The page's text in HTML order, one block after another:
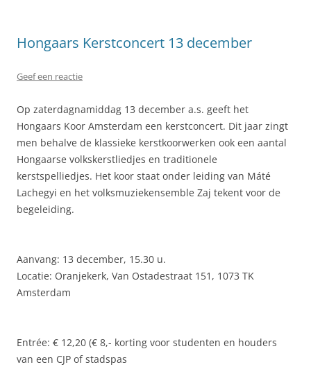
Hongaars Kerstconcert 13 december
Geef een reactie
Op zaterdagnamiddag 13 december a.s. geeft het
Hongaars Koor Amsterdam een kerstconcert. Dit jaar zingt
men behalve de klassieke kerstkoorwerken ook een aantal
Hongaarse volkskerstliedjes en traditionele
kerstspelliedjes. Het koor staat onder leiding van Máté
Lachegyi en het volksmuziekensemble Zaj tekent voor de
begeleiding.
Aanvang: 13 december, 15.30 u.
Locatie: Oranjekerk, Van Ostadestraat 151, 1073 TK
Amsterdam
Entrée: € 12,20 (€ 8,- korting voor studenten en houders
van een CJP of stadspas